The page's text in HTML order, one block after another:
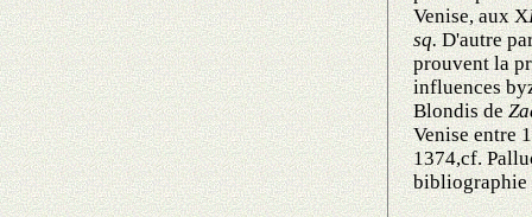
Venise, aux X
sq.D'autre
prouvent la
influences
Blondis de
Venise entre
1374,cf.
bibliographie